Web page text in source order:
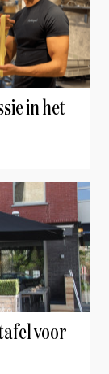
in het
voor